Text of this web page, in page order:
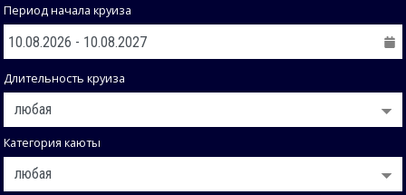
Период начала круиза
Длительность круиза
Категория каюты